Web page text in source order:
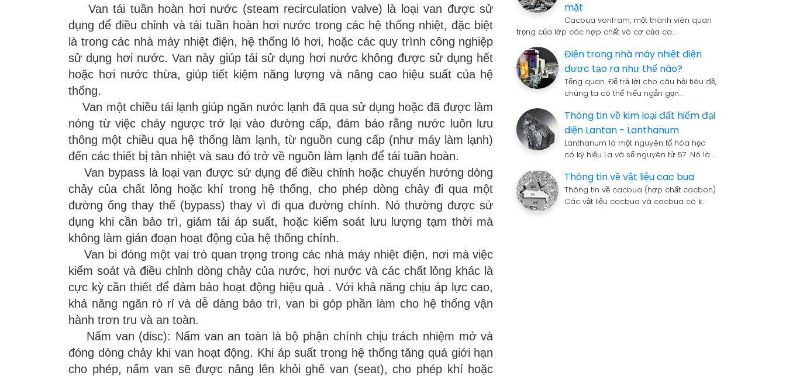
Van tái tuần hoàn hơi nước (steam recirculation valve) là loại van được sử
dụng để điều chỉnh và tái tuần hoàn hơi nước trong các hệ thống nhiệt, đặc biệt
là trong các nhà máy nhiệt điện, hệ thống lò hơi, hoặc các quy trình công nghiệp
sử dụng hơi nước. Van này giúp tái sử dụng hơi nước không được sử dụng hết
hoặc hơi nước thừa, giúp tiết kiệm năng lượng và nâng cao hiệu suất của hệ
thống.
Van một chiều tái lạnh giúp ngăn nước lạnh đã qua sử dụng hoặc đã được làm
nóng từ việc chảy ngược trở lại vào đường cấp, đảm bảo rằng nước luôn lưu
thông một chiều qua hệ thống làm lạnh, từ nguồn cung cấp (như máy làm lạnh)
đến các thiết bị tản nhiệt và sau đó trở về nguồn làm lạnh để tái tuần hoàn.
Van bypass là loại van được sử dụng để điều chỉnh hoặc chuyển hướng dòng
chảy của chất lỏng hoặc khí trong hệ thống, cho phép dòng chảy đi qua một
đường ống thay thế (bypass) thay vì đi qua đường chính. Nó thường được sử
dụng khi cần bảo trì, giảm tải áp suất, hoặc kiểm soát lưu lượng tạm thời mà
không làm gián đoạn hoạt động của hệ thống chính.
Van bi đóng một vai trò quan trọng trong các nhà máy nhiệt điện, nơi mà việc
kiểm soát và điều chỉnh dòng chảy của nước, hơi nước và các chất lỏng khác là
cực kỳ cần thiết để đảm bảo hoạt động hiệu quả . Với khả năng chịu áp lực cao,
khả năng ngăn rò rỉ và dễ dàng bảo trì, van bi góp phần làm cho hệ thống vận
hành trơn tru và an toàn.
Nấm van (disc): Nấm van an toàn là bộ phận chính chịu trách nhiệm mở và
đóng dòng chảy khi van hoạt động. Khi áp suất trong hệ thống tăng quá giới hạn
cho phép, nấm van sẽ được nâng lên khỏi ghế van (seat), cho phép khí hoặc
mặt
Cacbua vonfram, một thành viên quan
trọng của lớp các hợp chất vô cơ của ca…
Điện trong nhà máy nhiệt điện
được tạo ra như thế nào?
Tổng quan. Để trả lời cho câu hỏi tiêu đề,
chúng ta có thể hiểu ngắn gọn…
Thông tin về kim loại đất hiếm đại
diện Lantan - Lanthanum
Lanthanum là một nguyên tố hóa học
có ký hiệu La và số nguyên tử 57. Nó là …
Thông tin về vật liệu cac bua
Thông tin về cacbua (hợp chất cacbon)
Các vật liệu cacbua và cacbua có k…